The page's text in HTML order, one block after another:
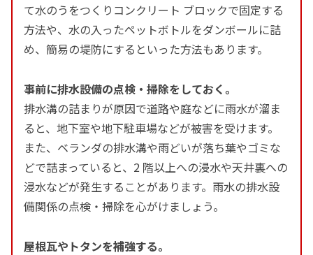
て水のうをつくりコンクリート ブロックで固定する
方法や、水の入ったペットボトルをダンボールに詰
め、簡易の堤防にするといった方法もあります。
事前に排水設備の点検・掃除をしておく。
排水溝の詰まりが原因で道路や庭などに雨水が溜ま
ると、地下室や地下駐車場などが被害を受けます。
また、ベランダの排水溝や雨どいが落ち葉やゴミな
どで詰まっていると、2 階以上への浸水や天井裏への
浸水などが発生することがあります。雨水の排水設
備関係の点検・掃除を心がけましょう。
屋根瓦やトタンを補強する。